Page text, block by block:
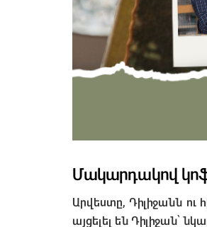
Մակարդակով
Արվեստը, Դիլիջանն
այցելել են Դիլիջան՝